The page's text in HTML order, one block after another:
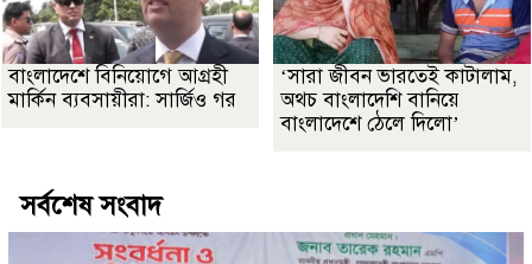
বাংলাদেশে বিনিয়োগে আগ্রহী
মার্কিন ব্যবসায়ীরা: সার্জিও গর
‘সারা জীবন ভারতেই কাটালাম,
অথচ বাংলাদেশি বানিয়ে
বাংলাদেশে ঠেলে দিলো’
সর্বশেষ সংবাদ